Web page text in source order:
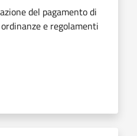
del pagamento di
e regolamenti